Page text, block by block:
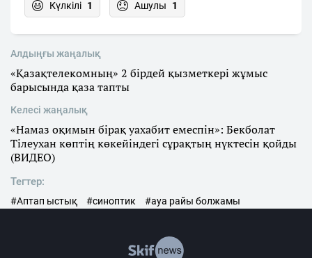
Күлкілі 1 Ашулы 1
Алдыңғы жаңалық
«Қазақтелекомның» 2 бірдей қызметкері жұмыс
барысында қаза тапты
Келесі жаңалық
«Намаз оқимын бірақ уахабит емеспін»: Бекболат
Тілеухан көптің көкейіндегі сұрақтың нүктесін қойды
(ВИДЕО)
Тегтер:
#Аптап ыстық #синоптик #ауа райы болжамы